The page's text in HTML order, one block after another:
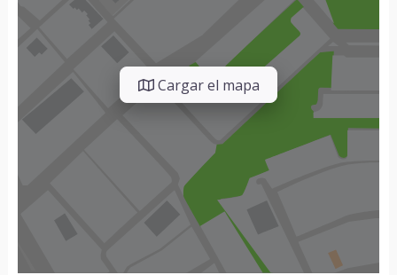
Cargar el mapa